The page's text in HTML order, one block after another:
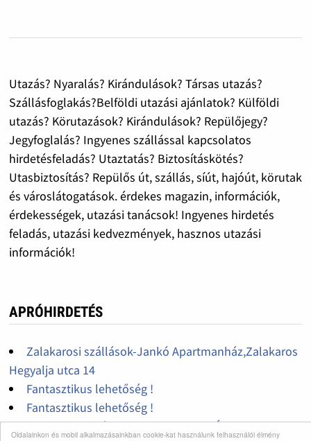
Oldalainkon és mobil alkalmazásainkban cookie-kat használunk felhasználói élmény
Utazás? Nyaralás? Kirándulások? Társas utazás?
Szállásfoglakás?Belföldi utazási ajánlatok? Külföldi
utazás? Körutazások? Kirándulások? Repülőjegy?
Jegyfoglalás? Ingyenes szállással kapcsolatos
hirdetésfeladás? Utaztatás? Biztosításkötés?
Utasbiztosítás? Repülős út, szállás, síút, hajóút, körutak
és városlátogatások. érdekes magazin, információk,
érdekességek, utazási tanácsok! Ingyenes hirdetés
feladás, utazási kedvezmények, hasznos utazási
információk!
APRÓHIRDETÉS
Zalakarosi szállások-Jankó Apartmanház,Zalakaros
Hegyalja utca 14
Fantasztikus lehetőség !
Fantasztikus lehetőség !
Apartmankiadás Zalakaroson-JANKÓ